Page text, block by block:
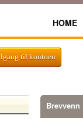
HOME
til kontoen
Brevvenn